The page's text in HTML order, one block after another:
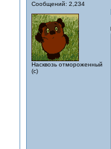
Сообщений: 2,234
Насквозь отмороженный
(с)